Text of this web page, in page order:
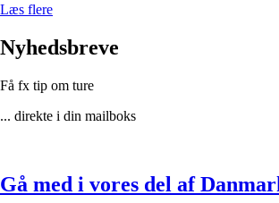
Læs flere
Nyhedsbreve
Få fx tip om ture
... direkte i din mailboks
Gå med i vores del af